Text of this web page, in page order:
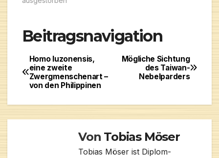
Beitragsnavigation
Mögliche Sichtung
des Taiwan-
Nebelparders
Homo luzonensis,
eine zweite
Zwergmenschenart –
von den Philippinen
Von Tobias Möser
Tobias Möser ist Diplom-